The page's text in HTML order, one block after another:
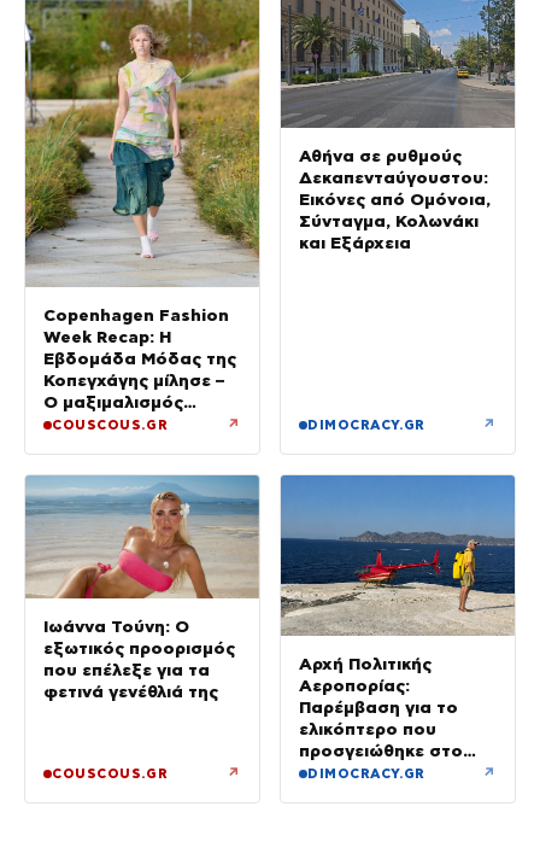
Copenhagen Fashion
Week Recap: Η
Εβδομάδα Μόδας της
Κοπεγχάγης μίλησε –
Ο μαξιμαλισμός
επιστρέφει
COUSCOUS.GR ↗
Αθήνα σε ρυθμούς
Δεκαπενταύγουστου:
Εικόνες από Ομόνοια,
Σύνταγμα, Κολωνάκι
και Εξάρχεια
DIMOCRACY.GR ↗
Ιωάννα Τούνη: Ο
εξωτικός προορισμός
που επέλεξε για τα
φετινά γενέθλιά της
COUSCOUS.GR ↗
Αρχή Πολιτικής
Αεροπορίας:
Παρέμβαση για το
ελικόπτερο που
προσγειώθηκε στο
Σαρακήνικο της
DIMOCRACY.GR ↗